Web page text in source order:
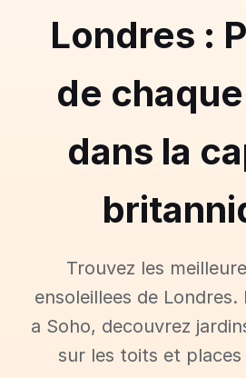
Londres :
de
dans la
Trouvez les
ensoleillees de
a Soho, decouvrez
sur les toits et places